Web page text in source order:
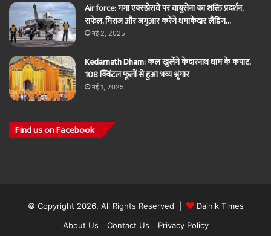
Air force: गंगा एक्सप्रेसवे पर वायुसेना का शक्ति प्रदर्शन,
राफेल, मिराज और जगुआर करेंगे धमाकेदार लैंडिंग…
मई 2, 2025
Kedarnath Dham: कल खुलेंगे केदारनाथ धाम के कपाट,
108 क्विंटल फूलों से हुआ भव्य श्रृंगार
मई 1, 2025
Find us on Facebook
© Copyright 2026, All Rights Reserved |
Dainik Times
About Us
Contact Us Privacy Policy